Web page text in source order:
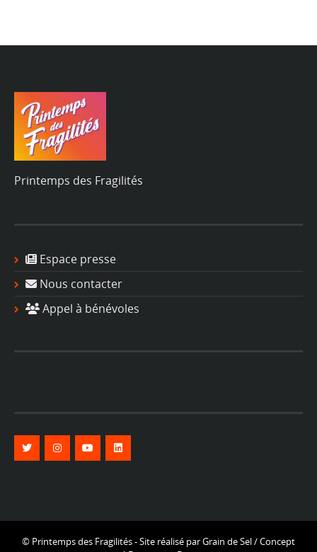
Printemps des Fragilités
Espace presse
Nous contacter
Appel à bénévoles
© Printemps des Fragilités - Site réalisé parGrain de Sel/ Concept